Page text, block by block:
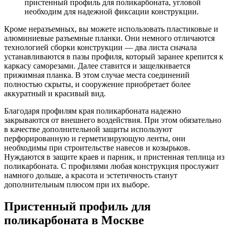
пристенный профиль для поликарбоната, угловой
необходим для надежной фиксации конструкции.
Кроме неразъемных, вы можете использовать пластиковые и
алюминиевые разъемные планки. Они немного отличаются
технологией сборки конструкции — два листа сначала
устанавливаются в пазы профиля, который заранее крепится к
каркасу саморезами. Далее ставится и защелкивается
прижимная планка. В этом случае места соединений
полностью скрыты, и сооружение приобретает более
аккуратный и красивый вид.
Благодаря профилям края поликарбоната надежно
закрываются от внешнего воздействия. При этом обязательно
в качестве дополнительной защиты используют
перфорированную и герметизирующую ленты, они
необходимы при строительстве навесов и козырьков.
Нуждаются в защите краев и парник, и пристенная теплица из
поликарбоната. С профилями любая конструкция прослужит
намного дольше, а красота и эстетичность станут
дополнительным плюсом при их выборе.
Пристенный профиль для
поликарбоната в Москве